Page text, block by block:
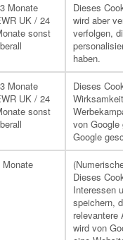
Monate
UK / 24
sonst
Dieses
wird aber
verfolgen,
haben.
Monate
UK / 24
sonst
Dieses
von
Google
Monate
Dieses
Interessen
speichern,
relevantere
wird von